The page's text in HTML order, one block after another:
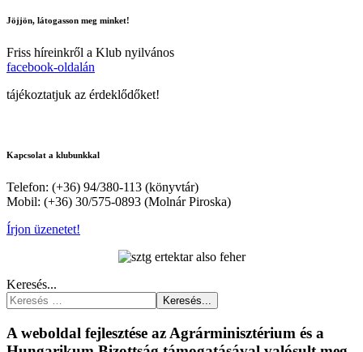
Jöjjön, látogasson meg minket!
Friss híreinkről a Klub nyilvános
facebook-oldalán
tájékoztatjuk az érdeklődőket!
Kapcsolat a klubunkkal
Telefon: (+36) 94/380-113 (könyvtár)
Mobil: (+36) 30/575-0893 (Molnár Piroska)
Írjon üzenetet!
Keresés...
Keresés...
A weboldal fejlesztése az Agrárminisztérium és a